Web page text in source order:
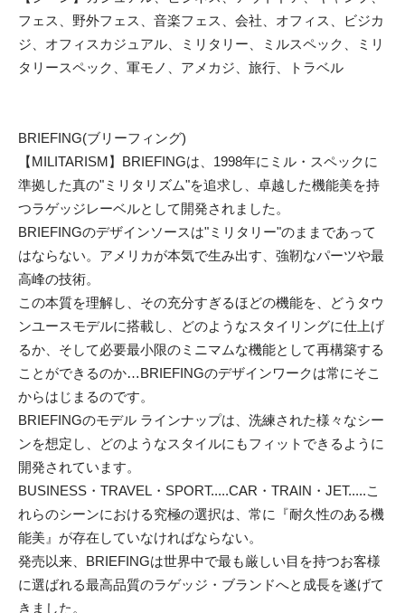
フェス、野外フェス、音楽フェス、会社、オフィス、ビジカ
ジ、オフィスカジュアル、ミリタリー、ミルスペック、ミリ
タリースペック、軍モノ、アメカジ、旅行、トラベル
BRIEFING(ブリーフィング)
【MILITARISM】BRIEFINGは、1998年にミル・スペックに
準拠した真の"ミリタリズム"を追求し、卓越した機能美を持
つラゲッジレーベルとして開発されました。
BRIEFINGのデザインソースは"ミリタリー"のままであって
はならない。アメリカが本気で生み出す、強靭なパーツや最
高峰の技術。
この本質を理解し、その充分すぎるほどの機能を、どうタウ
ンユースモデルに搭載し、どのようなスタイリングに仕上げ
るか、そして必要最小限のミニマムな機能として再構築する
ことができるのか…BRIEFINGのデザインワークは常にそこ
からはじまるのです。
BRIEFINGのモデル ラインナップは、洗練された様々なシー
ンを想定し、どのようなスタイルにもフィットできるように
開発されています。
BUSINESS・TRAVEL・SPORT.....CAR・TRAIN・JET.....こ
れらのシーンにおける究極の選択は、常に『耐久性のある機
能美』が存在していなければならない。
発売以来、BRIEFINGは世界中で最も厳しい目を持つお客様
に選ばれる最高品質のラゲッジ・ブランドへと成長を遂げて
きました。